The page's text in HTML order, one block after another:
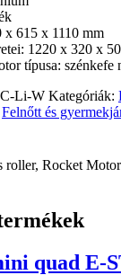
x 615 x 1110 mm
1220 x 320 x
típusa: szénkefe
Li-W Kategóriák:
Felnőtt és
roller, Rocket
quad E-